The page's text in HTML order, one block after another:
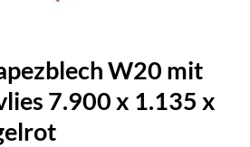
W20 mit
7.900 x 1.135 x